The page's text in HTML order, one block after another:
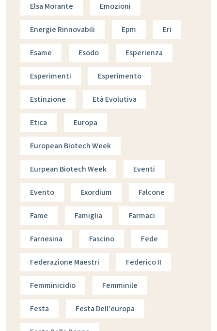
Elsa Morante Emozioni
Energie Rinnovabili Epm Eri
Esame Esodo Esperienza
Esperimenti Esperimento
Estinzione Età Evolutiva
Etica Europa
European Biotech Week
Eurpean Biotech Week Eventi
Evento Exordium Falcone
Fame Famiglia Farmaci
Farnesina Fascino Fede
Federazione Maestri Federico II
Femminicidio Femminile
Festa Festa Dell'europa